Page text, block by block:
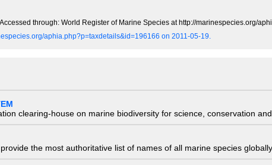
through: World Register of Marine Species at http://marinespecies.org/
aphia.php?p=taxdetails&id=196166 on 2011-05-19.
clearing-house on marine biodiversity for science, conservation
the most authoritative list of names of all marine species